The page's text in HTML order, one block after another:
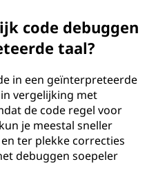
code debuggen
taal?
in een geïnterpreteerde
vergelijking met
de code regel voor
je meestal sneller
ter plekke correcties
debuggen soepeler